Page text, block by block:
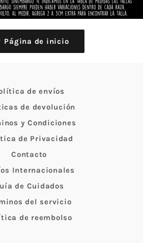
Página de inicio
de envíos
de devolución
y Condiciones
de Privacidad
Contacto
Internacionales
de Cuidados
del servicio
de reembolso